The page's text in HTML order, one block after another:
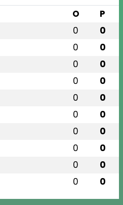
O P
0 0
0 0
0 0
0 0
0 0
0 0
0 0
0 0
0 0
0 0